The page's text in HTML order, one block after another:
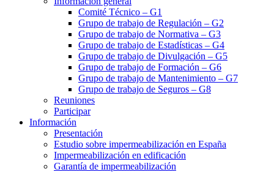
Comité Técnico – G1
Grupo de trabajo de Regulación – G2
Grupo de trabajo de Normativa – G3
Grupo de trabajo de Estadísticas – G4
Grupo de trabajo de Divulgación – G5
Grupo de trabajo de Formación – G6
Grupo de trabajo de Mantenimiento – G7
Grupo de trabajo de Seguros – G8
Reuniones
Participar
Información
Presentación
Estudio sobre impermeabilización en España
Impermeabilización en edificación
Garantía de impermeabilización